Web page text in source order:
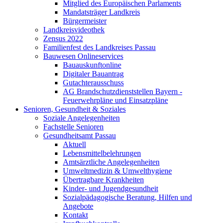
Mitglied des Europäischen Parlaments
Mandatsträger Landkreis
Bürgermeister
Landkreisvideothek
Zensus 2022
Familienfest des Landkreises Passau
Bauwesen Onlineservices
Bauauskunftonline
Digitaler Bauantrag
Gutachterausschuss
AG Brandschutzdienststellen Bayern -
Feuerwehrpläne und Einsatzpläne
Senioren, Gesundheit & Soziales
Soziale Angelegenheiten
Fachstelle Senioren
Gesundheitsamt Passau
Aktuell
Lebensmittelbelehrungen
Amtsärztliche Angelegenheiten
Umweltmedizin & Umwelthygiene
Übertragbare Krankheiten
Kinder- und Jugendgesundheit
Sozialpädagogische Beratung, Hilfen und
Angebote
Kontakt